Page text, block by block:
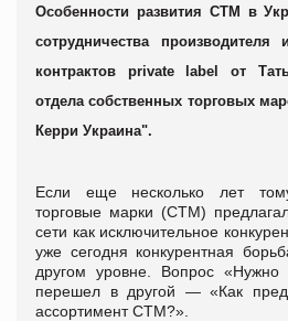
Особенности развития СТМ в
сотрудничества
контрактов private label от
отдела собственных торговых
Керри Украина".
Если еще несколько лет
торговые марки (СТМ)
сети как исключительное
уже сегодня конкурентная
другом уровне. Вопрос
перешел в другой — «Как
ассортимент СТМ?».